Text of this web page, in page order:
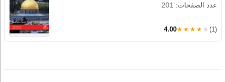
عدد الصفحات: 201
4.00★★★★★ (1)